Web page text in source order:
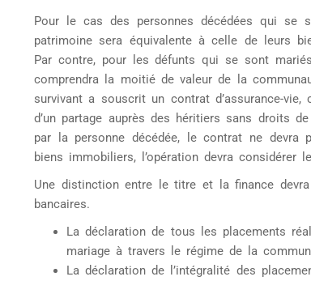
Pour le cas des personnes décédées qui se
patrimoine sera équivalente à celle de leurs
Par contre, pour les défunts qui se sont
comprendra la moitié de valeur de la
survivant a souscrit un contrat d’assurance-
d’un partage auprès des héritiers sans droits
par la personne décédée, le contrat ne
biens immobiliers, l’opération devra considérer
Une distinction entre le titre et la finance
bancaires.
La déclaration de tous les placements
mariage à travers le régime de la
La déclaration de l’intégralité des